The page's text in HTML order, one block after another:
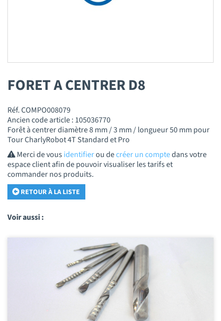
FORET A CENTRER D8
Réf. COMPO008079
Ancien code article : 105036770
Forêt à centrer diamètre 8 mm / 3 mm / longueur 50 mm pour
Tour CharlyRobot 4T Standard et Pro
Merci de vousidentifierou decréer un comptedans votre
espace client afin de pouvoir visualiser les tarifs et
commander nos produits.
RETOUR À LA LISTE
Voir aussi :